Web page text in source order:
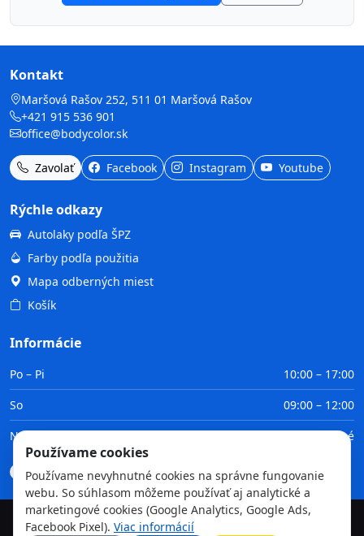
Kontakt
Maršová Rašov 252, 511 01 Maršová Rašov
+421 915 536 901
office@bodycolor.sk
Zavolať Facebook Instagram Youtube
Rýchle odkazy
Autolaky podľa ŠPZ
Farby podľa použitia
Mapa odberných miest
Košík
Informácie
Po – Pi
10:00 – 17:00
So
09:00 – 12:00
Ne
Zatvorené
Doprava Platba Obchodné podmienky GDPR
©2026TvojaFarba.sk • Všetky práva vyhradené
Používame cookies
Používame nevyhnutné cookies na správne fungovanie
webu. So súhlasom môžeme používať aj analytické a
marketingové cookies (Google Analytics, Google Ads,
Facebook Pixel). Viac informácií